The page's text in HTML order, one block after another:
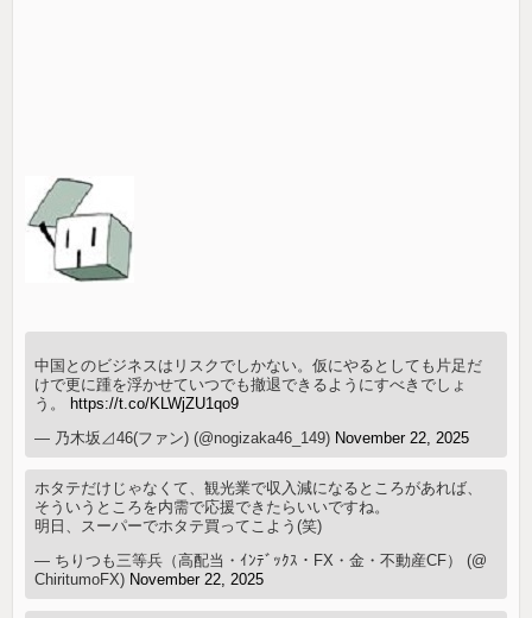
中国とのビジネスはリスクでしかない。仮にやるとしても片足だ
けで更に踵を浮かせていつでも撤退できるようにすべきでしょ
う。 https://t.co/KLWjZU1qo9
— 乃木坂⊿46(ファン) (@nogizaka46_149) November 22, 2025
ホタテだけじゃなくて、観光業で収入減になるところがあれば、
そういうところを内需で応援できたらいいですね。
明日、スーパーでホタテ買ってこよう(笑)
— ちりつも三等兵（高配当・ｲﾝﾃﾞｯｸｽ・FX・金・不動産CF） (@
ChiritumoFX) November 22, 2025